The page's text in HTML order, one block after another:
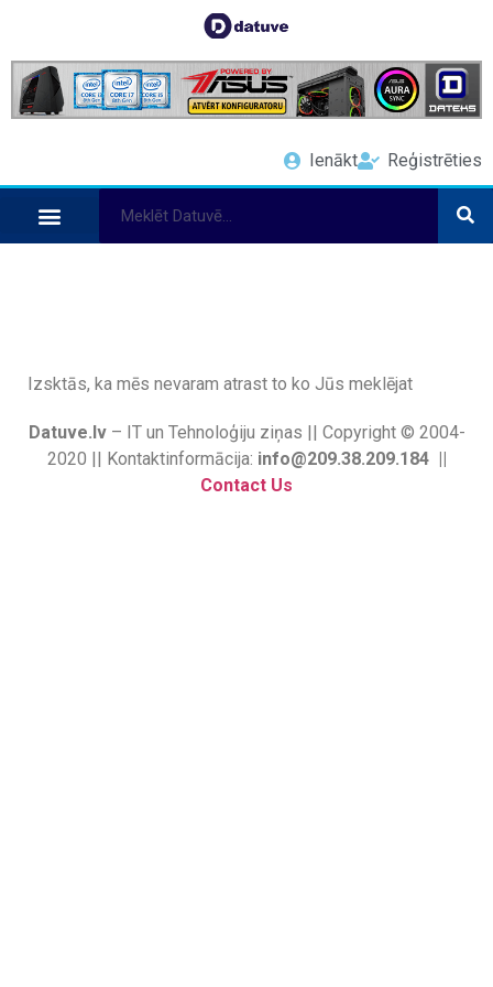
Ienākt Reģistrēties
Izsktās, ka mēs nevaram atrast to ko Jūs meklējat
Datuve.lv– IT un Tehnoloģiju ziņas || Copyright © 2004-
2020 || Kontaktinformācija: info@209.38.209.184 ||
Contact Us